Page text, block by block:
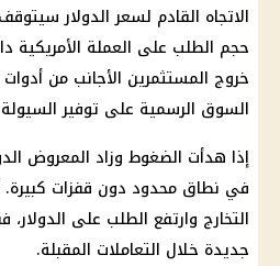
الاتجاه القادم لسعر الدولار
حجم الطلب على العملة الأمريكية
خروج المستثمرين الأجانب من
السوق الرسمية على توفير السيولة
إذا هدأت الضغوط وزاد المعروض
في نطاق محدود دون قفزات كبيرة.
التخارج وارتفع الطلب على
جديدة خلال التعاملات المقبلة.